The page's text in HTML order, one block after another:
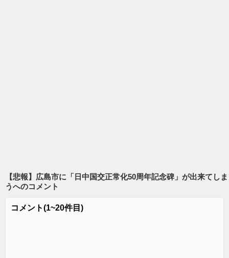
【悲報】広島市に「日中国交正常化50周年記念碑」が出来てしま
うへのコメント
コメント(1~20件目)